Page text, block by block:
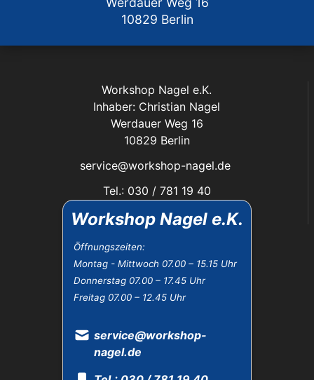
Workshop Nagel e.K.
Öffnungszeiten:
Montag - Mittwoch 07.00 – 15.15 Uhr
Donnerstag 07.00 – 17.45 Uhr
Freitag 07.00 – 12.45 Uhr
service@workshop-
nagel.de
10829 Berlin
Workshop Nagel e.K.
Inhaber: Christian Nagel
Werdauer Weg 16
10829 Berlin
service@workshop-nagel.de
Tel.: 030 / 781 19 40
Das Unternehmen:
Öffnungszeiten
Datenschutz
Impressum
AGB